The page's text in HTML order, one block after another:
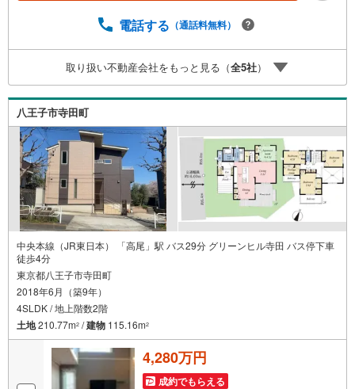
も承っております。○住宅ローンのご相談○ライフプランの
豊富なスタッフが親身になってお客様に合った物件をご紹
介させて頂きます！ /他社様掲載物件も併せてご紹介可能で
すのでお気軽にお問い合わせ下さい♪駐車場もございます
ので、お車でのお越しも大歓迎です！
電話する （通話料無料）
取り扱い不動産会社をもっと見る（全5社）
八王子市寺田町
中央本線（JR東日本） 「高尾」駅 バス29分 グリーンヒル寺田 バス停下車
徒歩4分
東京都八王子市寺田町
2018年6月（築9年）
4SLDK / 地上階数2階
土地210.77m2 /建物 115.16m2
4,280万円
成約でもらえる